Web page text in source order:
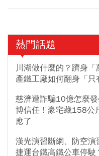
熱門話題
川湖做什麼的？躋身
產鐵工廠如何翻身「只
慈濟遭詐騙10億怎麼
博信任！豪宅藏158公
應了
漢光演習斷網、防空
捷運台鐵高鐵公車停